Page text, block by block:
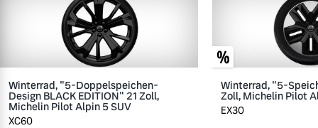
Winterrad, "5-Doppelspeichen-
Design BLACK EDITION" 21 Zoll,
Michelin Pilot Alpin 5 SUV
XC60
Winterrad, "5-
Zoll, Michelin Pilot
EX30